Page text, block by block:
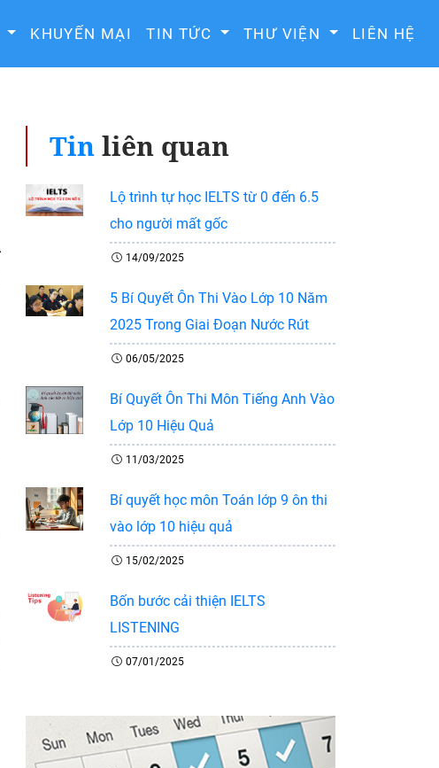
KHUYẾN MẠI TIN TỨC THƯ VIỆN LIÊN HỆ
Tinliên quan
Lộ trình tự học IELTS từ 0 đến 6.5
cho người mất gốc
14/09/2025
5 Bí Quyết Ôn Thi Vào Lớp 10 Năm
2025 Trong Giai Đoạn Nước Rút
06/05/2025
Bí Quyết Ôn Thi Môn Tiếng Anh Vào
Lớp 10 Hiệu Quả
11/03/2025
Bí quyết học môn Toán lớp 9 ôn thi
vào lớp 10 hiệu quả
15/02/2025
Bốn bước cải thiện IELTS
LISTENING
07/01/2025